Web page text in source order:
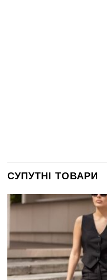
СУПУТНІ ТОВАРИ